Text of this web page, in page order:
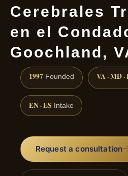
Cerebrales
en el
Goochland,
1997 Founded VA · MD ·
EN · ES Intake
Request a consultation